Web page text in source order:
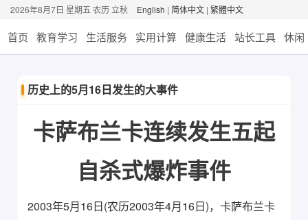
2026年8月7日 星期五 农历 立秋 English | 简体中文 | 繁體中文
首页 教育学习 生活服务 实用计算 健康生活 站长工具 休闲
历史上的5月16日发生的大事件
卡萨布兰卡连续发生五起
自杀式爆炸事件
2003年5月16日(农历2003年4月16日)，卡萨布兰卡